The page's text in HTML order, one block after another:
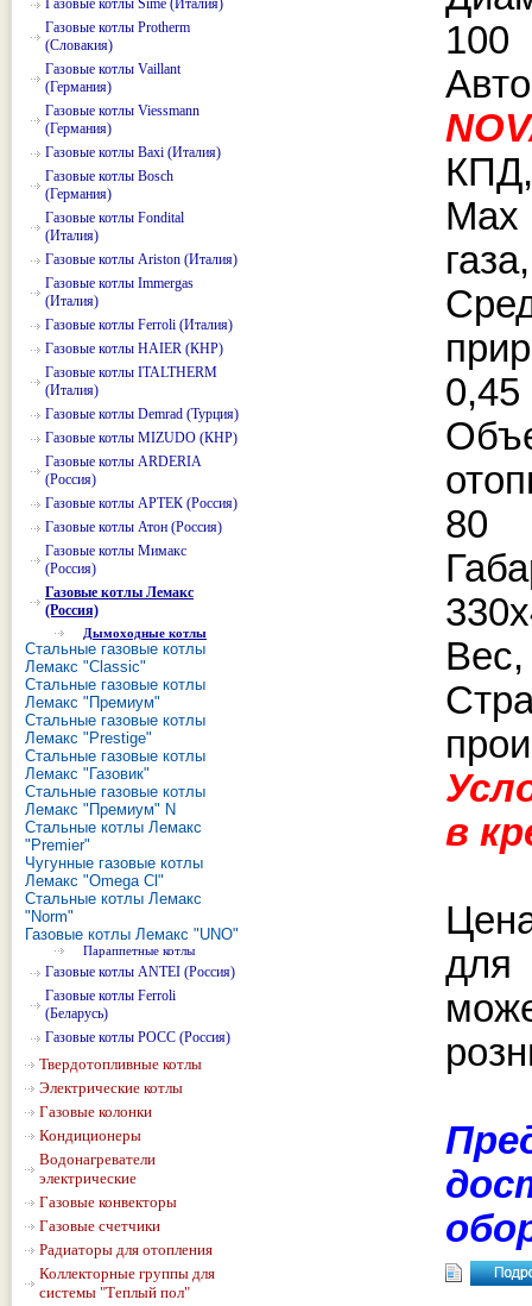
Газовые котлы Sime (Италия)
Газовые котлы Protherm
(Словакия)
Газовые котлы Vaillant
(Германия)
Газовые котлы Viessmann
(Германия)
Газовые котлы Baxi (Италия)
Газовые котлы Bosch
(Германия)
Газовые котлы Fondital
(Италия)
Газовые котлы Ariston (Италия)
Газовые котлы Immergas
(Италия)
Газовые котлы Ferroli (Италия)
Газовые котлы HAIER (КНР)
Газовые котлы ITALTHERM
(Италия)
Газовые котлы Demrad (Турция)
Газовые котлы MIZUDO (КНР)
Газовые котлы ARDERIA
(Россия)
Газовые котлы АРТЕК (Россия)
Газовые котлы Атон (Россия)
Газовые котлы Мимакс
(Россия)
Газовые котлы Лемакс
(Россия)
Дымоходные котлы
Стальные газовые котлы
Лемакс "Classic"
Стальные газовые котлы
Лемакс "Премиум"
Стальные газовые котлы
Лемакс "Prestige"
Стальные газовые котлы
Лемакс "Газовик"
Стальные газовые котлы
Лемакс "Премиум" N
Стальные котлы Лемакс
"Premier"
Чугунные газовые котлы
Лемакс "Omega Cl"
Стальные котлы Лемакс
"Norm"
Газовые котлы Лемакс "UNO"
Параппетные котлы
Газовые котлы ANTEI (Россия)
Газовые котлы Ferroli
(Беларусь)
Газовые котлы РОСС (Россия)
Твердотопливные котлы
Электрические котлы
Газовые колонки
Кондиционеры
Водонагреватели
электрические
Газовые конвекторы
Газовые счетчики
Радиаторы для отопления
Коллекторные группы для
системы "Теплый пол"
100
0,45
80
Вес,
в
для